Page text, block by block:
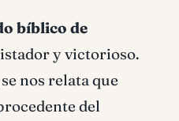
bíblico de
y victorioso.
nos relata que
del